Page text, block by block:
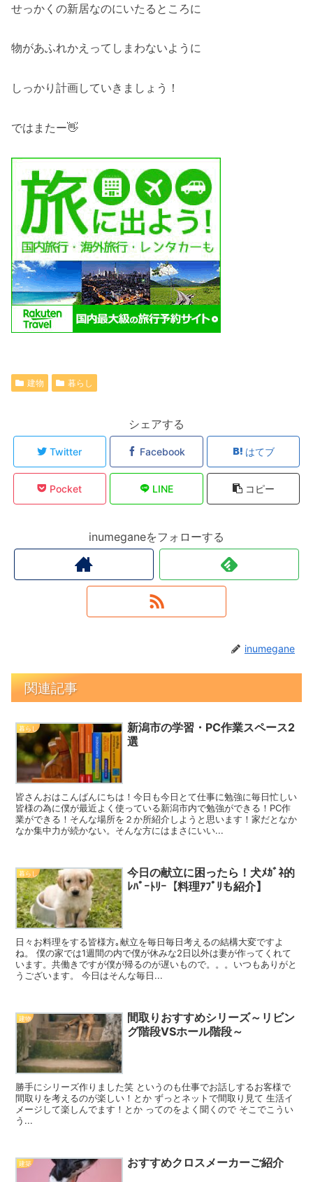
せっかくの新居なのにいたるところに
物があふれかえってしまわないように
しっかり計画していきましょう！
ではまたー👋
建物 暮らし
シェアする
Twitter Facebook はてブ
Pocket LINE コピー
inumeganeをフォローする
inumegane
関連記事
暮らし
新潟市の学習・PC作業スペース2
選
皆さんおはこんばんにちは！今日も今日とて仕事に勉強に毎日忙しい
皆様の為に僕が最近よく使っている新潟市内で勉強ができる！PC作
業ができる！そんな場所を２か所紹介しようと思います！家だとなか
なか集中力が続かない。そんな方にはまさにいい...
暮らし
今日の献立に困ったら！犬ﾒｶﾞﾈ的
ﾚﾊﾟｰﾄﾘｰ【料理ｱﾌﾟﾘも紹介】
日々お料理をする皆様方｡献立を毎日毎日考えるの結構大変ですよ
ね。 僕の家では1週間の内で僕が休みな2日以外は妻が作ってくれて
います。共働きですが僕が帰るのが遅いもので。。。いつもありがと
うございます。 今日はそんな毎日...
建物
間取りおすすめシリーズ～リビン
グ階段VSホール階段～
勝手にシリーズ作りました笑 というのも仕事でお話しするお客様で
間取りを考えるのが楽しい！とか ずっとネットで間取り見て 生活イ
メージして楽しんでます！とか ってのをよく聞くので そこでこうい
う...
建築 おすすめクロスメーカーご紹介